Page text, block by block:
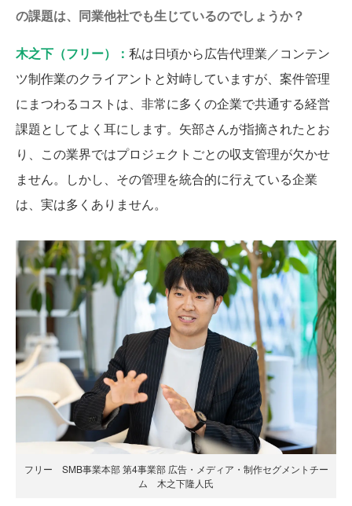
の課題は、同業他社でも生じているのでしょうか？
木之下（フリー）： 私は日頃から広告代理業／コンテン
ツ制作業のクライアントと対峙していますが、案件管理
にまつわるコストは、非常に多くの企業で共通する経営
課題としてよく耳にします。矢部さんが指摘されたとお
り、この業界ではプロジェクトごとの収支管理が欠かせ
ません。しかし、その管理を統合的に行えている企業
は、実は多くありません。
フリー SMB事業本部 第4事業部 広告・メディア・制作セグメントチー
ム 木之下隆人氏